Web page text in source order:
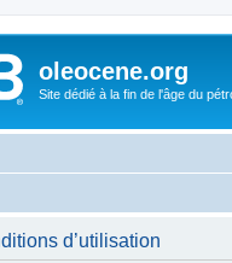
oleocene.org
Site dédié à la fin de l'âge du
d’utilisation